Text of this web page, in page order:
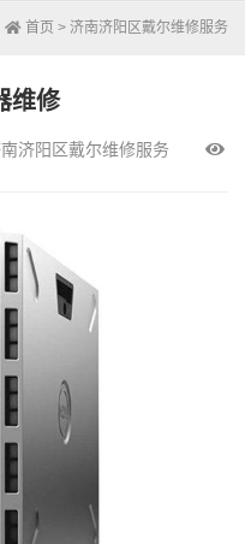
首页 > 济南济阳区戴尔维修服务
维修
济阳区戴尔维修服务